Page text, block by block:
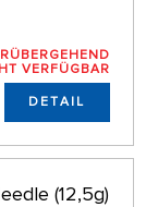
VERFÜGBAR
DETAIL
(12,5g)